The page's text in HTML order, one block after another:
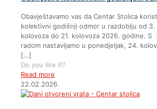
Obavještavamo vas da Centar Stolica
kolektivni godišnji odmor u razdoblju od 3.
kolovoza do 21. kolovoza 2026. godine. S
radom nastavljamo u ponedjeljak, 24.
[…]
Do you like it?
Read more
22.02.2026